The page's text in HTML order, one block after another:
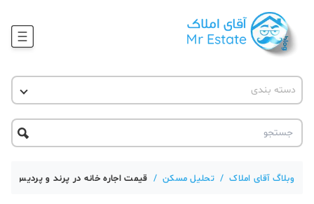
آموزش املاک
حقوقی
آکادمی
دسته بندی
آقای مشاور املاک
آکادمی آقای املاک
آموزش املاک
آموزش پلتفرم آقای املاک
وبلاگ آقای املاک / تحلیل مسکن / قیمت اجاره خانه در پرند و پردیس در